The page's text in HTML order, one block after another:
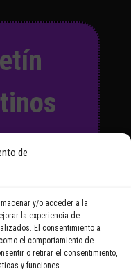
de
y/o acceder a la
la experiencia de
El consentimiento a
el comportamiento de
o retirar el consentimiento,
y funciones.
las
que